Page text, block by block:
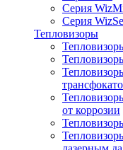
Серия
Серия
Тепловизоры
от коррозии